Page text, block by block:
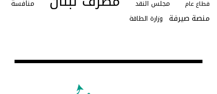
قطاع عام مجلس النقد منافسة
منصة صيرفة وزارة الطاقة